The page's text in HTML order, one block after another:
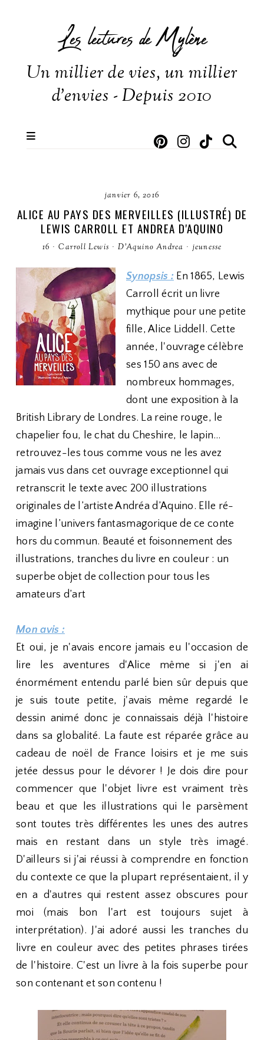
Les lectures de Mylène
Un millier de vies, un millier
d'envies - Depuis 2010
janvier 6, 2016
ALICE AU PAYS DES MERVEILLES (ILLUSTRÉ) DE
LEWIS CARROLL ET ANDREA D'AQUINO
16 · Carroll Lewis · D'Aquino Andrea · jeunesse
Synopsis : En 1865, Lewis
Carroll écrit un livre
mythique pour une petite
fille, Alice Liddell. Cette
année, l'ouvrage célèbre
ses 150 ans avec de
nombreux hommages,
dont une exposition à la
British Library de Londres. La reine rouge, le
chapelier fou, le chat du Cheshire, le lapin…
retrouvez-les tous comme vous ne les avez
jamais vus dans cet ouvrage exceptionnel qui
retranscrit le texte avec 200 illustrations
originales de l’artiste Andréa d’Aquino. Elle ré-
imagine l’univers fantasmagorique de ce conte
hors du commun. Beauté et foisonnement des
illustrations, tranches du livre en couleur : un
superbe objet de collection pour tous les
amateurs d’art
Mon avis :
Et oui, je n'avais encore jamais eu l'occasion de
lire les aventures d'Alice même si j'en ai
énormément entendu parlé bien sûr depuis que
je suis toute petite, j'avais même regardé le
dessin animé donc je connaissais déjà l'histoire
dans sa globalité. La faute est réparée grâce au
cadeau de noël de France loisirs et je me suis
jetée dessus pour le dévorer ! Je dois dire pour
commencer que l'objet livre est vraiment très
beau et que les illustrations qui le parsèment
sont toutes très différentes les unes des autres
mais en restant dans un style très imagé.
D'ailleurs si j'ai réussi à comprendre en fonction
du contexte ce que la plupart représentaient, il y
en a d'autres qui restent assez obscures pour
moi (mais bon l'art est toujours sujet à
interprétation). J'ai adoré aussi les tranches du
livre en couleur avec des petites phrases tirées
de l'histoire. C'est un livre à la fois superbe pour
son contenant et son contenu !